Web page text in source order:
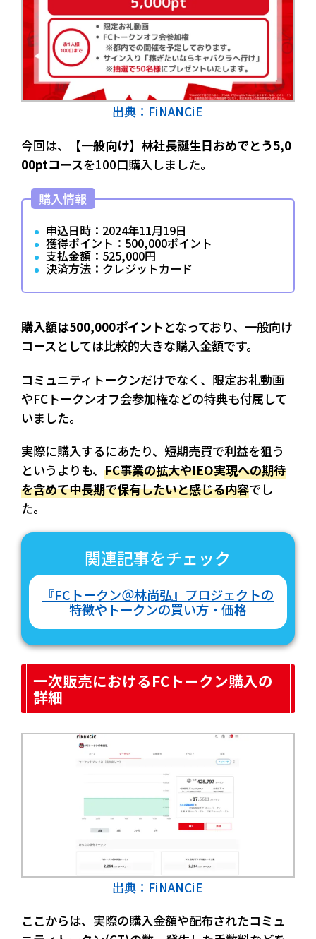
出典：FiNANCiE
今回は、
【一般向け】林社長誕生日おめでとう5,0
00ptコースを100口購入しました。
購入情報
申込日時：2024年11月19日
獲得ポイント：500,000ポイント
支払金額：525,000円
決済方法：クレジットカード
購入額は500,000ポイント となっており、一般向け
コースとしては比較的大きな購入金額です。
コミュニティトークンだけでなく、限定お礼動画
やFCトークンオフ会参加権などの特典も付属して
いました。
実際に購入するにあたり、短期売買で利益を狙う
というよりも、 FC事業の拡大やIEO実現への期待
を含めて中長期で保有したいと感じる内容でし
た。
関連記事をチェック
『FCトークン＠林尚弘』プロジェクトの
特徴やトークンの買い方・価格
一次販売におけるFCトークン購入の
詳細
出典：FiNANCiE
ここからは、実際の購入金額や配布されたコミュ